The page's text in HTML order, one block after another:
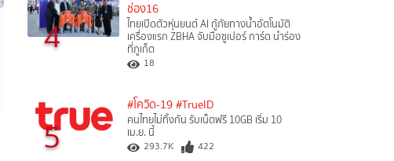
4
ช่อง16
ไทยเปิดตัวหุ่นยนต์ AI กู้ภัยทางน้ำอัตโนมัติ
เครื่องแรก ZBHA จับมือซูเปอร์ การ์ด นำร่อง
ที่ภูเก็ต
18
5
#โควิด-19 #TrueID
คนไทยไม่ทิ้งกัน รับเน็ตฟรี 10GB เริ่ม 10
เม.ย. นี้
293.7K 422